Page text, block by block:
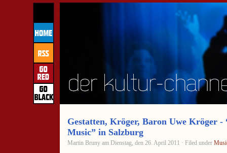
Gestatten, Kröger, Baron Uwe Kröger -
Music” in Salzburg
Martin Bruny am Dienstag, den 26. April 2011 · Filed under